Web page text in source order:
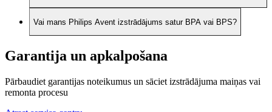
Vai mans Philips Avent izstrādājums satur BPA vai BPS?
Garantija un apkalpošana
Pārbaudiet garantijas noteikumus un sāciet izstrādājuma maiņas vai
remonta procesu